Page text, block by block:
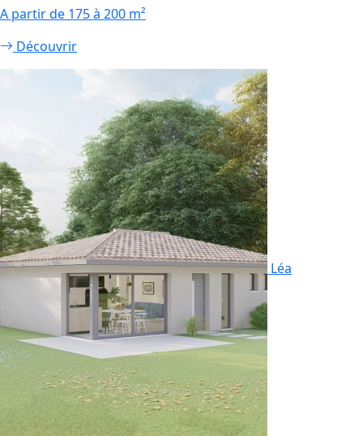
A partir de 175 à 200 m²
Découvrir
Léa